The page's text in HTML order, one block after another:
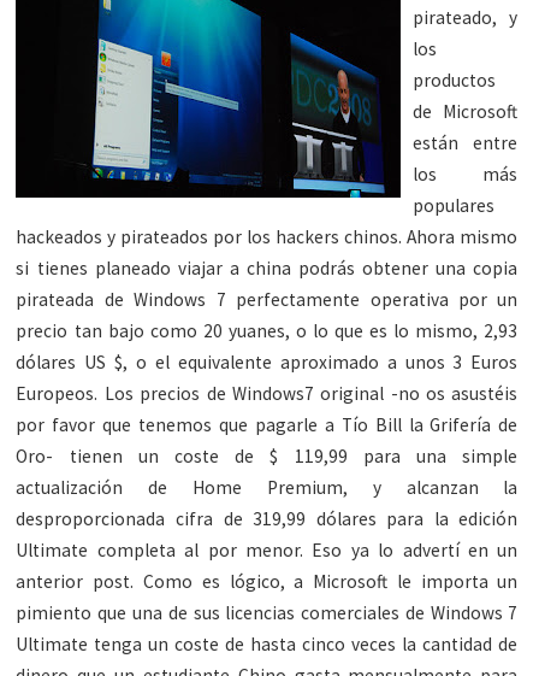
pirateado, y
los
productos
de Microsoft
están entre
los más
populares
hackeados y pirateados por los hackers chinos. Ahora mismo
si tienes planeado viajar a china podrás obtener una copia
pirateada de Windows 7 perfectamente operativa por un
precio tan bajo como 20 yuanes, o lo que es lo mismo, 2,93
dólares US $, o el equivalente aproximado a unos 3 Euros
Europeos. Los precios de Windows7 original -no os asustéis
por favor que tenemos que pagarle a Tío Bill la Grifería de
Oro- tienen un coste de $ 119,99 para una simple
actualización de Home Premium, y alcanzan la
desproporcionada cifra de 319,99 dólares para la edición
Ultimate completa al por menor. Eso ya lo advertí en un
anterior post. Como es lógico, a Microsoft le importa un
pimiento que una de sus licencias comerciales de Windows 7
Ultimate tenga un coste de hasta cinco veces la cantidad de